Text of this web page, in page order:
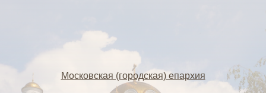
Московская (городская) епархия